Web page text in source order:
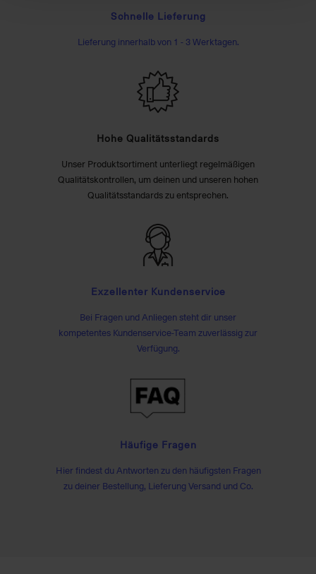
Schnelle Lieferung
Lieferung innerhalb von 1 - 3 Werktagen.
Hohe Qualitätsstandards
Unser Produktsortiment unterliegt regelmäßigen
Qualitätskontrollen, um deinen und unseren hohen
Qualitätsstandards zu entsprechen.
Exzellenter Kundenservice
Bei Fragen und Anliegen steht dir unser
kompetentes Kundenservice-Team zuverlässig zur
Verfügung.
Häufige Fragen
Hier findest du Antworten zu den häufigsten Fragen
zu deiner Bestellung, Lieferung Versand und Co.